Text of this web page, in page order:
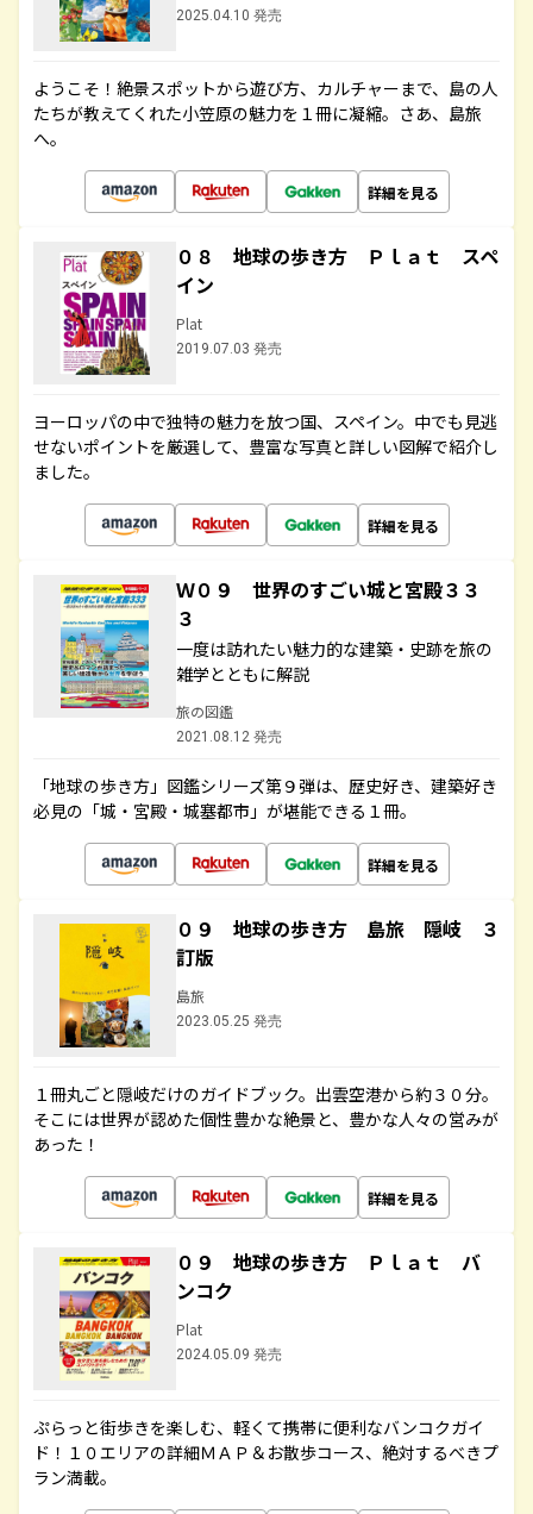
2025.04.10 発売
ようこそ！絶景スポットから遊び方、カルチャーまで、島の人
たちが教えてくれた小笠原の魅力を１冊に凝縮。さあ、島旅
へ。
詳細を見る
０８ 地球の歩き方 Ｐｌａｔ スペ
イン
Plat
2019.07.03 発売
ヨーロッパの中で独特の魅力を放つ国、スペイン。中でも見逃
せないポイントを厳選して、豊富な写真と詳しい図解で紹介し
ました。
詳細を見る
Ｗ０９ 世界のすごい城と宮殿３３
３
一度は訪れたい魅力的な建築・史跡を旅の
雑学とともに解説
旅の図鑑
2021.08.12 発売
「地球の歩き方」図鑑シリーズ第９弾は、歴史好き、建築好き
必見の「城・宮殿・城塞都市」が堪能できる１冊。
詳細を見る
０９ 地球の歩き方 島旅 隠岐 ３
訂版
島旅
2023.05.25 発売
１冊丸ごと隠岐だけのガイドブック。出雲空港から約３０分。
そこには世界が認めた個性豊かな絶景と、豊かな人々の営みが
あった！
詳細を見る
０９ 地球の歩き方 Ｐｌａｔ バ
ンコク
Plat
2024.05.09 発売
ぷらっと街歩きを楽しむ、軽くて携帯に便利なバンコクガイ
ド！１０エリアの詳細ＭＡＰ＆お散歩コース、絶対するべきプ
ラン満載。